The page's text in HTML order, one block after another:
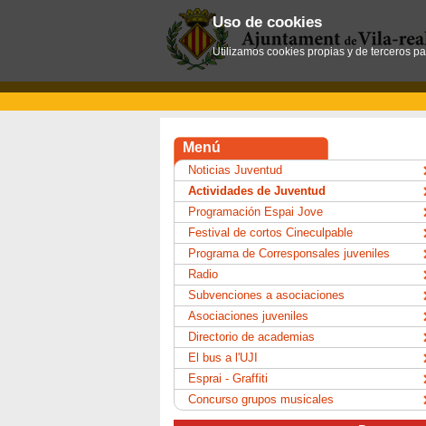
Menú
Noticias Juventud
Actividades de Juventud
Programación Espai Jove
Festival de cortos Cineculpable
Programa de Corresponsales juveniles
Radio
Subvenciones a asociaciones
Asociaciones juveniles
Directorio de academias
El bus a l'UJI
Esprai - Graffiti
Concurso grupos musicales
Uso de cookies
Utilizamos cookies propias y de terceros